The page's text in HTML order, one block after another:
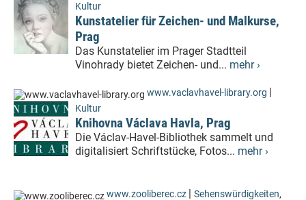
Kultur
Kunstatelier für Zeichen- und Malkurse,
Prag
Das Kunstatelier im Prager Stadtteil
Vinohrady bietet Zeichen- und... mehr ›
www.vaclavhavel-library.org |
Kultur
Knihovna Václava Havla, Prag
Die Václav-Havel-Bibliothek sammelt und
digitalisiert Schriftstücke, Fotos... mehr ›
www.zooliberec.cz | Sehenswürdigkeiten,